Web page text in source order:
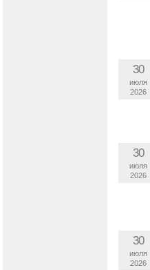
30
июля
2026
30
июля
2026
30
июля
2026